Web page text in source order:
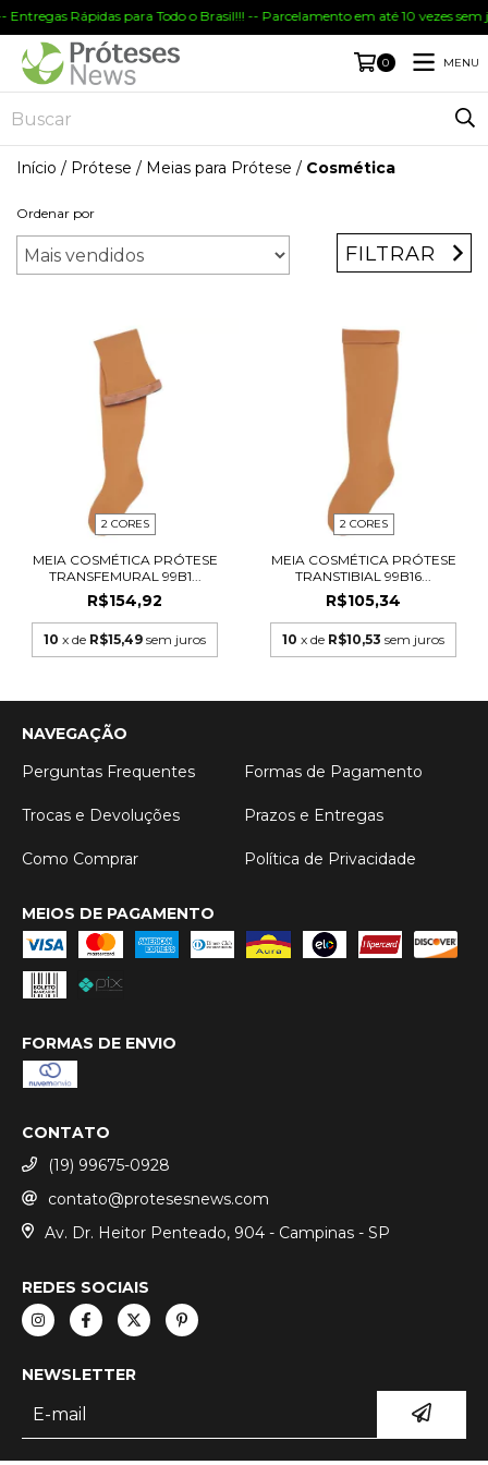
Rápidas para Todo o Brasil!!! -- Parcelamento em até 10 vezes sem
0 MENU
Início / Prótese / Meias para Prótese / Cosmética
Ordenar por
FILTRAR
2 CORES
MEIA COSMÉTICA PRÓTESE
TRANSFEMURAL 99B1...
R$154,92
10 x de R$15,49 sem juros
2 CORES
MEIA COSMÉTICA PRÓTESE
TRANSTIBIAL 99B16...
R$105,34
10 x de R$10,53 sem juros
NAVEGAÇÃO
Perguntas Frequentes
Formas de Pagamento
Trocas e Devoluções Prazos e Entregas
Como Comprar Política de Privacidade
MEIOS DE PAGAMENTO
FORMAS DE ENVIO
CONTATO
(19) 99675-0928
contato@protesesnews.com
Av. Dr. Heitor Penteado, 904 - Campinas - SP
REDES SOCIAIS
NEWSLETTER